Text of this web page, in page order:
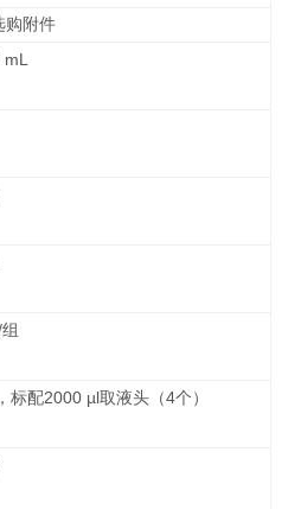
购附件
组
，标配2000 µl取液头（4个）